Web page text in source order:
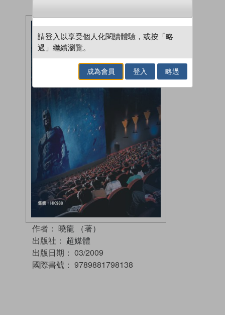
作者： 曉龍 （著）
出版社： 超媒體
出版日期： 03/2009
國際書號： 9789881798138
請登入以享受個人化閱讀體驗，或按「略
過」繼續瀏覽。
成為會員 登入 略過